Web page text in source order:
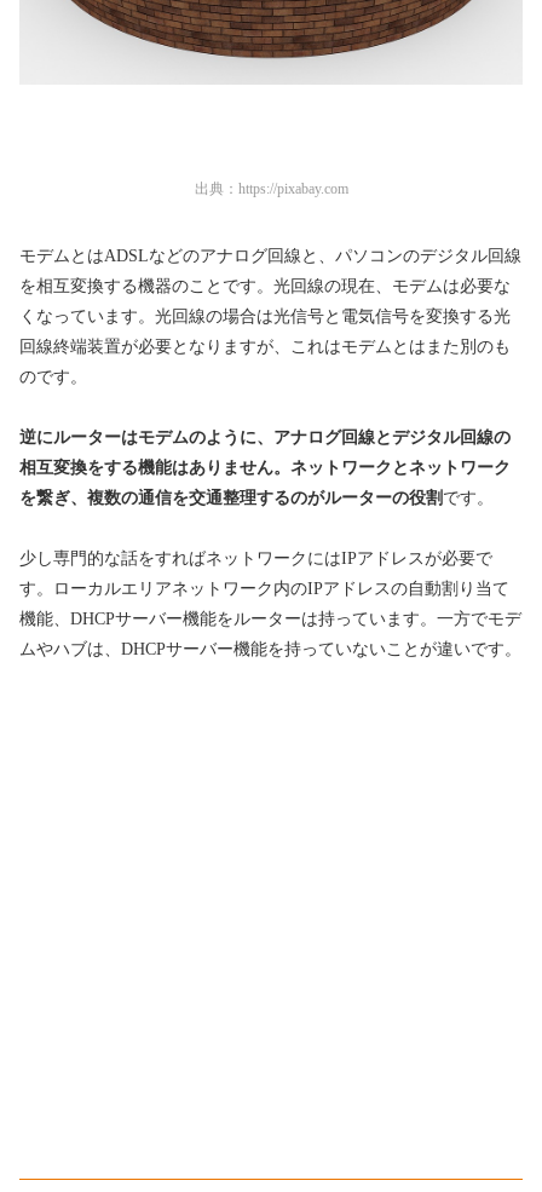
出典： https://pixabay.com
モデムとはADSLなどのアナログ回線と、パソコンのデジタル回線
を相互変換する機器のことです。光回線の現在、モデムは必要な
くなっています。光回線の場合は光信号と電気信号を変換する光
回線終端装置が必要となりますが、これはモデムとはまた別のも
のです。
逆にルーターはモデムのように、アナログ回線とデジタル回線の
相互変換をする機能はありません。ネットワークとネットワーク
を繋ぎ、複数の通信を交通整理するのがルーターの役割 です。
少し専門的な話をすればネットワークにはIPアドレスが必要で
す。ローカルエリアネットワーク内のIPアドレスの自動割り当て
機能、DHCPサーバー機能をルーターは持っています。一方でモデ
ムやハブは、DHCPサーバー機能を持っていないことが違いです。